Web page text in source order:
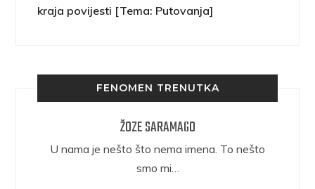
kraja povijesti [Tema: Putovanja]
FENOMEN TRENUTKA
ŽOZE SARAMAGO
U nama je nešto što nema imena. To nešto
smo mi…